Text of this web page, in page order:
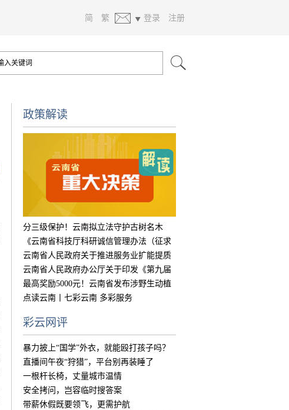
简 繁 登录 注册
政策解读
分三级保护！云南拟立法守护古树名木
《云南省科技厅科研诚信管理办法（征求
意见
云南省人民政府关于推进服务业扩能提质
的实
云南省人民政府办公厅关于印发《第九届
中国
最高奖励5000元！云南省发布涉野生动植
物违
点读云南丨七彩云南 多彩服务
彩云网评
暴力披上“国学”外衣，就能殴打孩子吗？
直播间午夜“狩猎”，平台别再装睡了
一根杆长椅，丈量城市温情
安全拷问，岂容临时搜答案
带薪休假既要领飞，更需护航